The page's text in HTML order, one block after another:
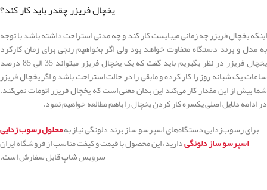
يخچال فريزر چقدر باید کار کند؟
اینکه یخچال فریزر چه زمانی میبایست کار کند و چه مدتی استراحت داشته باشد با توجه
به مدل و برند دستگاه متفاوت خواهد بود ولی اگر بخواهیم رنجی برای زمان کارکرد
یخچال فریزر در نظر بگیریم باید گفت که یک یخچال فریزر میتواند 35 الی 85 درصد
ساعات یک شبانه روز را کار کرده و مابقی را در حالت استراحت باشد و اگر یخچال فریزر
شما بیش از این مقدار کار می‌کند این بدان معنی است که یخچال فریزر اتومات نمی‌کند.
در ادامه دلایل اصلی یکسره کار کردن یخچال را باهم مطالعه خواهیم نمود.
برای رسوب‌زدایی دستگاه‌های اسپرسو ساز برند دلونگی نیاز بهمحلول رسوب زدایی
اسپرسو ساز دلونگیدارید، این محصول با قیمت و کیفت مناسب از فروشگاه ایران
سرویس شاپ قابل سفارش است.